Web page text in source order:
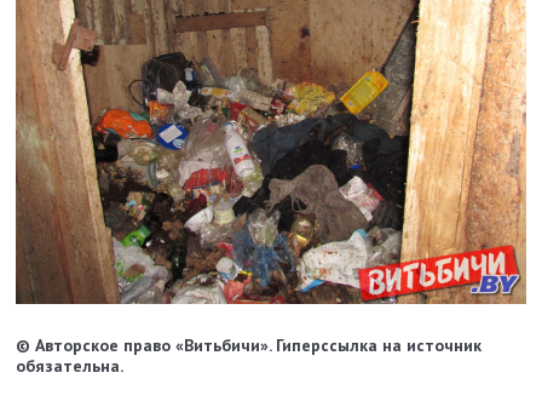
© Авторское право «Витьбичи». Гиперссылка на источник
обязательна.